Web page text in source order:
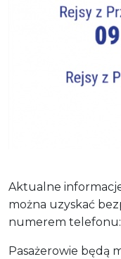
Aktualne
można uzyskać
numerem telefonu:
Pasażerowie będą